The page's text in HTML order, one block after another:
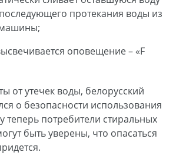
протекания воды из
оповещение – «F
от утечек воды, белорусский
о безопасности использования
теперь потребители стиральных
быть уверены, что опасаться